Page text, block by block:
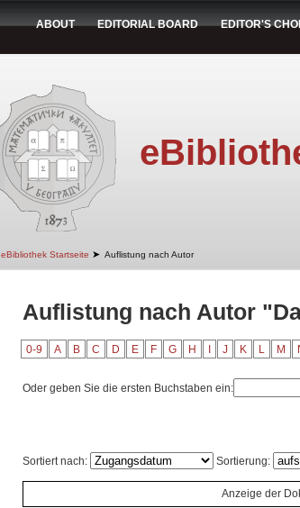
ABOUT EDITORIAL BOARD EDITOR'S
eBibliothek Startseite ➤ Auflistung nach Autor
Auflistung nach Autor
0-9 A B C D E F G H J K L M
Oder geben Sie die ersten Buchstaben ein:
Sortiert nach: Sortierung:
Anzeige der